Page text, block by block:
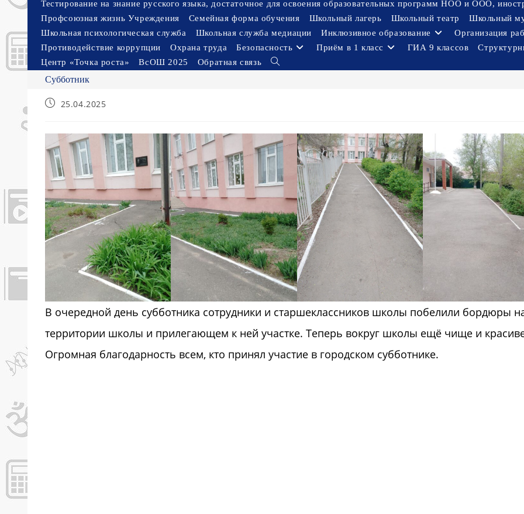
Тестирование на знание русского языка, достаточное для освоения образовательных программ НОО и ООО,
Профсоюзная жизнь Учреждения
Семейная форма обучения Школьный лагерь Школьный театр
Школьный
Школьная психологическая служба
Школьная служба медиации Инклюзивное образование
Организация
Противодействие коррупции
Охрана труда Безопасность Приём в 1 класс ГИА 9 классов
Центр «Точка роста»
ВсОШ 2025 Обратная связь
Переключить
Субботник
Запись25.04.2025
В очередной день субботника сотрудники и старшеклассников школы побелили бордюры
территории школы и прилегающем к ней участке. Теперь вокруг школы ещё чище и
Огромная благодарность всем, кто принял участие в городском субботнике.